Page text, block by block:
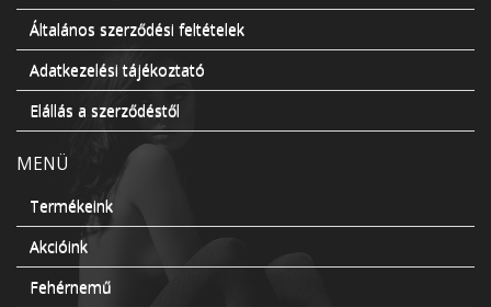
Általános szerződési feltételek
Adatkezelési tájékoztató
Elállás a szerződéstől
MENÜ
Termékeink
Akcióink
Fehérnemű